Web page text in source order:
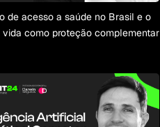
de acesso a saúde no Brasil e o
vida como proteção complementar